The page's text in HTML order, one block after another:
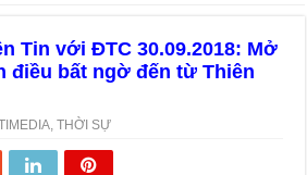
Tin với ĐTC 30.09.2018: Mở
điều bất ngờ đến từ Thiên
,THỜI SỰ